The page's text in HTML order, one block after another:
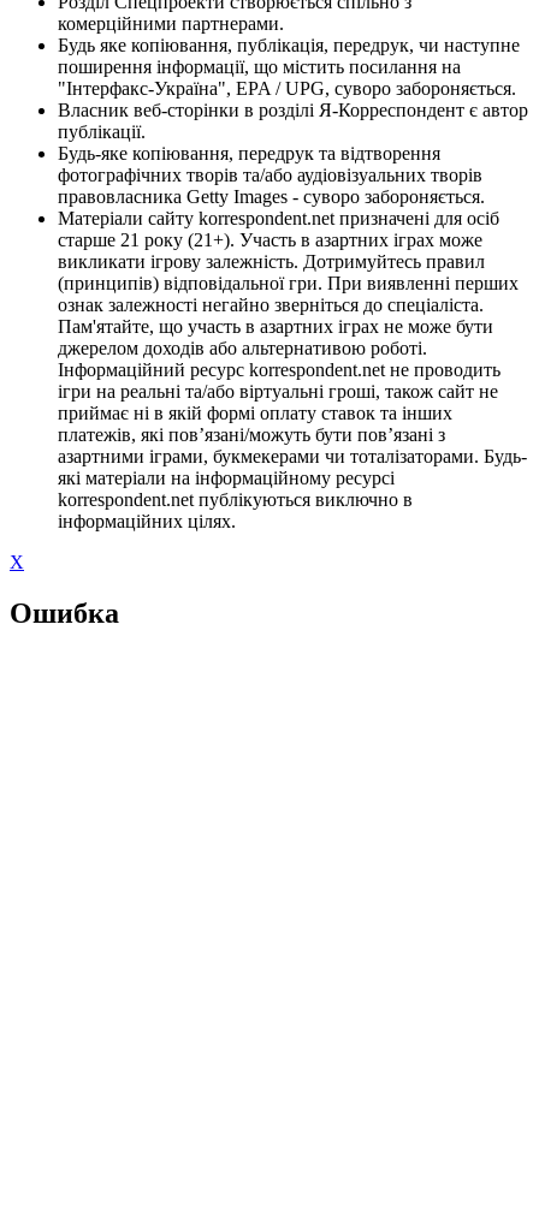
комерційними партнерами.
Будь яке копіювання, публікація, передрук, чи наступне
поширення інформації, що містить посилання на
"Інтерфакс-Україна", EPA / UPG, суворо забороняється.
Власник веб-сторінки в розділі Я-Корреспондент є автор
публікації.
Будь-яке копіювання, передрук та відтворення
фотографічних творів та/або аудіовізуальних творів
правовласника Getty Images - суворо забороняється.
Матеріали сайту korrespondent.net призначені для осіб
старше 21 року (21+). Участь в азартних іграх може
викликати ігрову залежність. Дотримуйтесь правил
(принципів) відповідальної гри. При виявленні перших
ознак залежності негайно зверніться до спеціаліста.
Пам'ятайте, що участь в азартних іграх не може бути
джерелом доходів або альтернативою роботі.
Інформаційний ресурс korrespondent.net не проводить
ігри на реальні та/або віртуальні гроші, також сайт не
приймає ні в якій формі оплату ставок та інших
платежів, які пов’язані/можуть бути пов’язані з
азартними іграми, букмекерами чи тоталізаторами. Будь-
які матеріали на інформаційному ресурсі
korrespondent.net публікуються виключно в
інформаційних цілях.
X
Ошибка